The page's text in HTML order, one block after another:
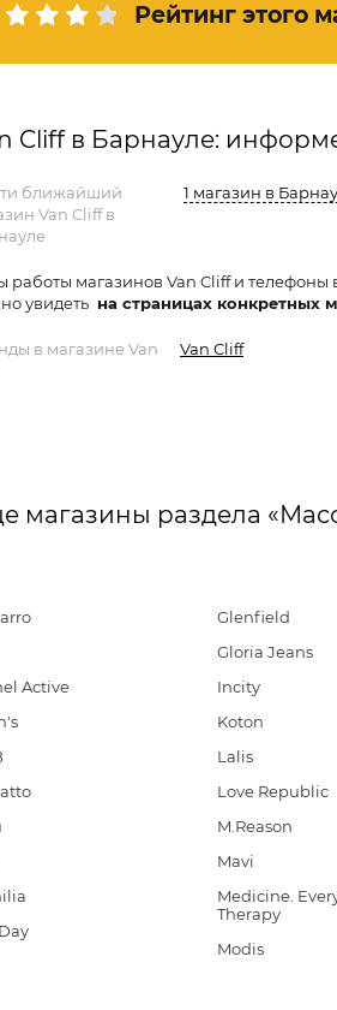
Рейтинг этого
Cliff в Барнауле:
ближайший
Van Cliff в
1 магазин в
работы магазинов Van Cliff и телефоны
увидеть на страницах конкретных
в магазине Van
Van Cliff
магазины раздела
Active
Glenfield
Gloria Jeans
Incity
Koton
Lalis
Love Republic
M.Reason
Mavi
Medicine.
Therapy
Modis